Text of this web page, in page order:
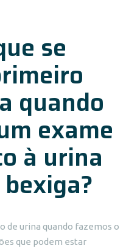
se
quando
exame
à urina
de urina quando fazemos o
que podem estar